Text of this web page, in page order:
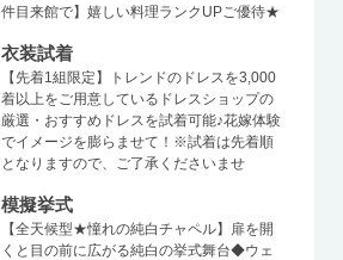
件目来館で】嬉しい料理ランクUPご優待★
衣装試着
【先着1組限定】トレンドのドレスを3,000
着以上をご用意しているドレスショップの
厳選・おすすめドレスを試着可能♪花嫁体験
でイメージを膨らませて！※試着は先着順
となりますので、ご了承くださいませ
模擬挙式
【全天候型★憧れの純白チャペル】扉を開
くと目の前に広がる純白の挙式舞台◆ウェ